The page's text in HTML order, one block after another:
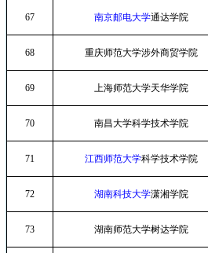
67 南京邮电大学通达学院
68 重庆师范大学涉外商贸学院
69 上海师范大学天华学院
70 南昌大学科学技术学院
71 江西师范大学科学技术学院
72 湖南科技大学潇湘学院
73 湖南师范大学树达学院